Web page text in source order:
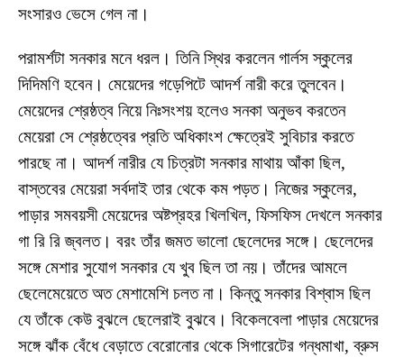
সংসারও ভেসে গেল না।
পরামর্শটা সনকার মনে ধরল। তিনি স্থির করলেন গার্লস স্কুলের
দিদিমণি হবেন। মেয়েদের গড়েপিটে আদর্শ নারী করে তুলবেন।
মেয়েদের শ্রেষ্ঠত্ব নিয়ে নিঃসংশয় হলেও সনকা অনুভব করতেন
মেয়েরা সে শ্রেষ্ঠত্বের প্রতি অধিকাংশ ক্ষেত্রেই সুবিচার করতে
পারছে না। আদর্শ নারীর যে চিত্রটা সনকার মাথায় আঁকা ছিল,
বাস্তবের মেয়েরা সর্বদাই তার থেকে কম পড়ত। নিজের স্কুলের,
পাড়ার সমবয়সী মেয়েদের অষ্টপ্রহর খিলখিল, ফিসফিস দেখলে সনকার
গা রি রি জ্বলত। বরং তাঁর জমত ভালো ছেলেদের সঙ্গে। ছেলেদের
সঙ্গে মেশার সুযোগ সনকার যে খুব ছিল তা নয়। তাঁদের আমলে
ছেলেমেয়েতে অত মেশামেশি চলত না। কিন্তু সনকার বিশ্বাস ছিল
যে তাঁকে কেউ বুঝলে ছেলেরাই বুঝবে। বিকেলবেলা পাড়ার মেয়েদের
সঙ্গে ঝাঁক বেঁধে বেড়াতে বেরোনোর থেকে সিগারেটের গন্ধমাখা, ব্রুস